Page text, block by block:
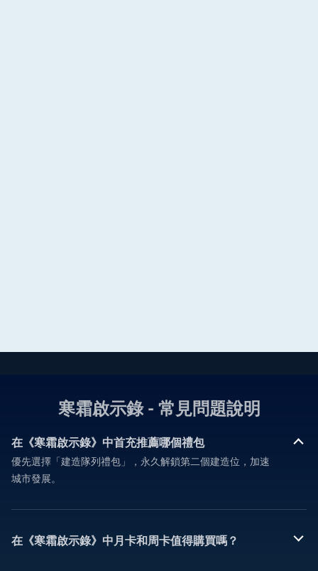
寒霜啟示錄 - 常見問題說明
在《寒霜啟示錄》中首充推薦哪個禮包
優先選擇「建造隊列禮包」，永久解鎖第二個建造位，加速
城市發展。
在《寒霜啟示錄》中月卡和周卡值得購買嗎？